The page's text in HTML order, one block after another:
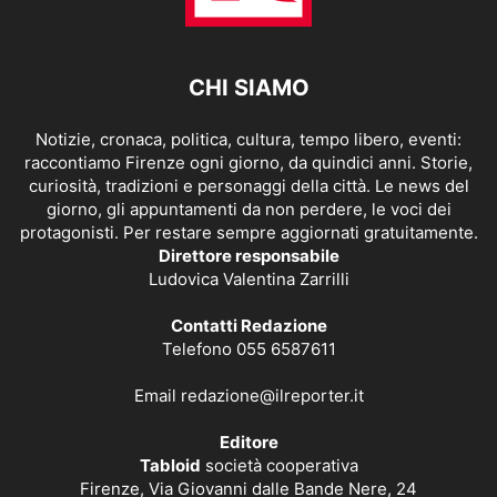
CHI SIAMO
Notizie, cronaca, politica, cultura, tempo libero, eventi:
raccontiamo Firenze ogni giorno, da quindici anni. Storie,
curiosità, tradizioni e personaggi della città. Le news del
giorno, gli appuntamenti da non perdere, le voci dei
protagonisti. Per restare sempre aggiornati gratuitamente.
Direttore responsabile
Ludovica Valentina Zarrilli
Contatti Redazione
Telefono 055 6587611
Email redazione@ilreporter.it
Editore
Tabloid società cooperativa
Firenze, Via Giovanni dalle Bande Nere, 24